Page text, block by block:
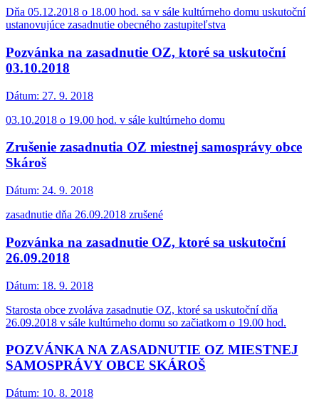
Dňa 05.12.2018 o 18.00 hod. sa v sále kultúrneho domu uskutoční
ustanovujúce zasadnutie obecného zastupiteľstva
Pozvánka na zasadnutie OZ, ktoré sa uskutoční
03.10.2018
Dátum: 27. 9. 2018
03.10.2018 o 19.00 hod. v sále kultúrneho domu
Zrušenie zasadnutia OZ miestnej samosprávy obce
Skároš
Dátum: 24. 9. 2018
zasadnutie dňa 26.09.2018 zrušené
Pozvánka na zasadnutie OZ, ktoré sa uskutoční
26.09.2018
Dátum: 18. 9. 2018
Starosta obce zvoláva zasadnutie OZ, ktoré sa uskutoční dňa
26.09.2018 v sále kultúrneho domu so začiatkom o 19.00 hod.
POZVÁNKA NA ZASADNUTIE OZ MIESTNEJ
SAMOSPRÁVY OBCE SKÁROŠ
Dátum: 10. 8. 2018